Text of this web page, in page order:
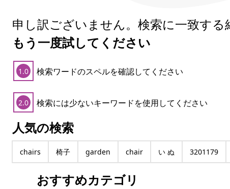
申し訳ございません。検索に一致する
もう一度試してください
1.0 検索ワードのスペルを確認してください
2.0 検索には少ないキーワードを使用してください
人気の検索
chairs 椅子 garden chair い ぬ 3201179
おすすめカテゴリ